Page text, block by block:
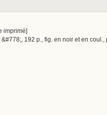
imprimé]
192 p., fig. en noir et en